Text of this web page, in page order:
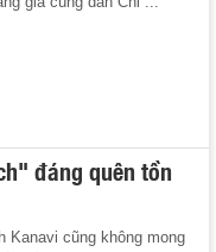
đáng quên tồn
Kanavi cũng không mong